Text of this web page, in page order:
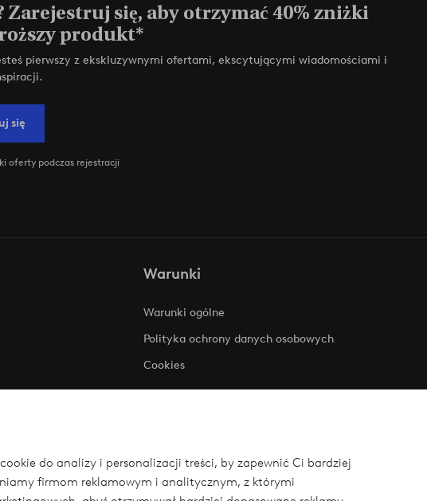
do analizy i personalizacji treści, by zapewnić Ci bardziej
firmom reklamowym i analitycznym, z którymi
Zarejestruj się, aby otrzymać 40% zniżki
produkt*
pierwszy z ekskluzywnymi ofertami, ekscytującymi wiadomościami i
się
oferty podczas rejestracji
Warunki
Warunki ogólne
Polityka ochrony danych osobowych
Cookies